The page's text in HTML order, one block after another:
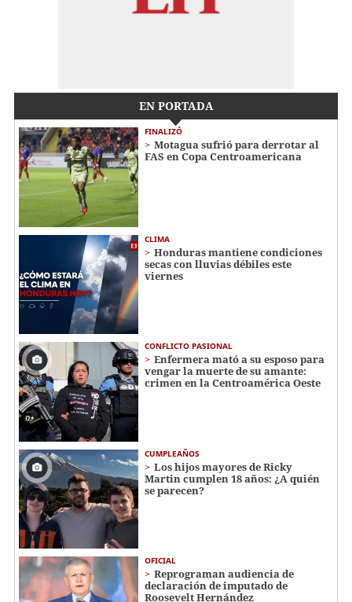
EN PORTADA
FINALIZÓ
Motagua sufrió para derrotar al
FAS en Copa Centroamericana
CLIMA
Honduras mantiene condiciones
secas con lluvias débiles este
viernes
CONFLICTO PASIONAL
Enfermera mató a su esposo para
vengar la muerte de su amante:
crimen en la Centroamérica Oeste
CUMPLEAÑOS
Los hijos mayores de Ricky
Martin cumplen 18 años: ¿A quién
se parecen?
OFICIAL
Reprograman audiencia de
declaración de imputado de
Roosevelt Hernández